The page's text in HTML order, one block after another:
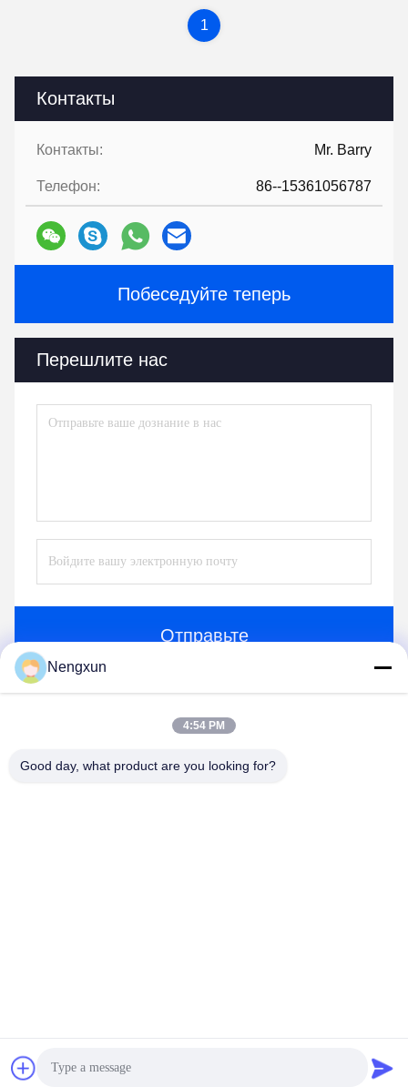
Контакты
Контакты: Mr. Barry
Телефон: 86--15361056787
Побеседуйте теперь
Перешлите нас
Отправьте
1
Nengxun Communication Technology Co.,Ltd.
Nengxun
4:54 PM
Good day, what product are you looking for?